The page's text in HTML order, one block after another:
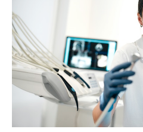
proposer
pour
améliorer
votre
sourire ?